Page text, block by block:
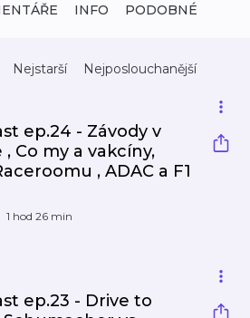
INFO PODOBNÉ
Nejstarší Nejposlouchanější
ep.24 - Závody v
Co my a vakcíny,
, ADAC a F1
1 hod 26 min
ep.23 - Drive to